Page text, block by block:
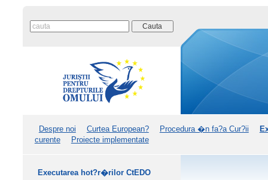
Despre noi Curtea European? Procedura �n fa?a Cur?ii
curente
Proiecte implementate
Executarea hot?r�rilor CtEDO